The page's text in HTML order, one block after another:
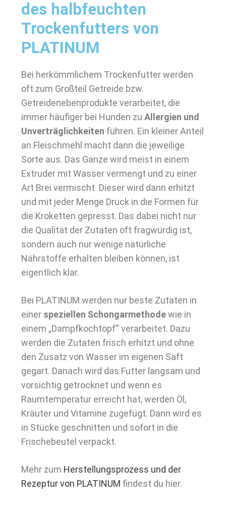
des halbfeuchten
Trockenfutters von
PLATINUM
Bei herkömmlichem Trockenfutter werden
oft zum Großteil Getreide bzw.
Getreidenebenprodukte verarbeitet, die
immer häufiger bei Hunden zu Allergien und
Unverträglichkeiten führen. Ein kleiner Anteil
an Fleischmehl macht dann die jeweilige
Sorte aus. Das Ganze wird meist in einem
Extruder mit Wasser vermengt und zu einer
Art Brei vermischt. Dieser wird dann erhitzt
und mit jeder Menge Druck in die Formen für
die Kroketten gepresst. Das dabei nicht nur
die Qualität der Zutaten oft fragwürdig ist,
sondern auch nur wenige natürliche
Nährstoffe erhalten bleiben können, ist
eigentlich klar.
Bei PLATINUM werden nur beste Zutaten in
einer speziellen Schongarmethodewie in
einem „Dampfkochtopf“ verarbeitet. Dazu
werden die Zutaten frisch erhitzt und ohne
den Zusatz von Wasser im eigenen Saft
gegart. Danach wird das Futter langsam und
vorsichtig getrocknet und wenn es
Raumtemperatur erreicht hat, werden Öl,
Kräuter und Vitamine zugefügt. Dann wird es
in Stücke geschnitten und sofort in die
Frischebeutel verpackt.
Mehr zum Herstellungsprozess und der
Rezeptur von PLATINUM findest du hier.